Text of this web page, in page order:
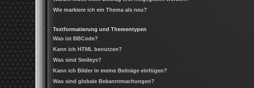
Wie markiere ich ein Thema als neu?
Textformatierung und Thementypen
Was ist BBCode?
Kann ich HTML benutzen?
Was sind Smileys?
Kann ich Bilder in meine Beiträge einfügen?
Was sind globale Bekanntmachungen?